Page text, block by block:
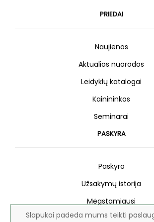
Slapukai padeda mums teikti
PRIEDAI
Naujienos
Aktualios nuorodos
Leidyklų katalogai
Kainininkas
Seminarai
PASKYRA
Paskyra
Užsakymų istorija
Mėgstamiausi
Naujienlaiškis